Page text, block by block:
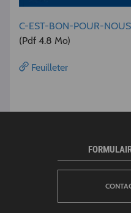
C-EST-BON-POUR-
(Pdf 4.8 Mo)
Feuilleter